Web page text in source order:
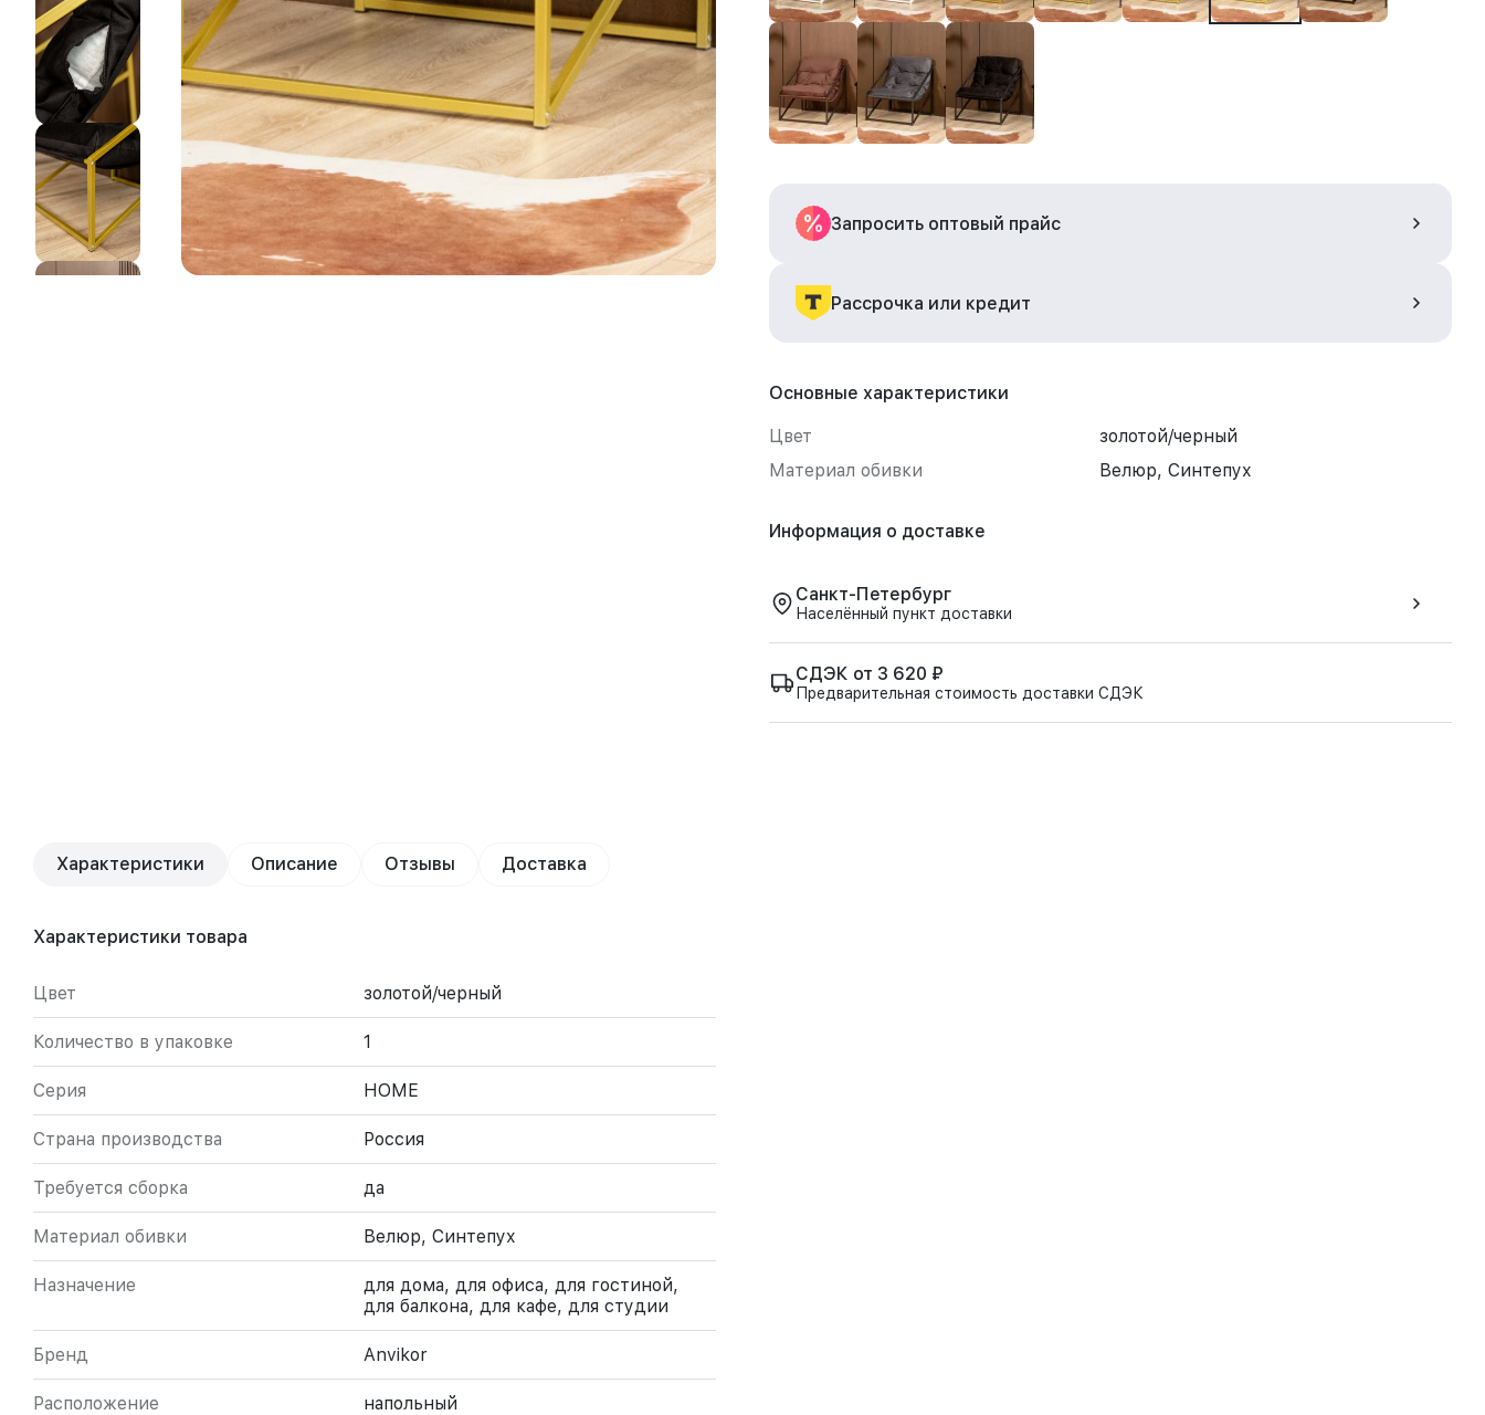
Запросить оптовый прайс
Рассрочка или кредит
Основные характеристики
Цвет
золотой/черный
Материал обивки
Велюр, Синтепух
Информация о доставке
Санкт-Петербург
Населённый пункт доставки
СДЭК от 3 620 ₽
Предварительная стоимость доставки СДЭК
Характеристики Описание Отзывы Доставка
Характеристики товара
Цвет золотой/черный
Количество в упаковке 1
Серия HOME
Страна производства Россия
Требуется сборка да
Материал обивки Велюр, Синтепух
Назначение
для дома, для офиса, для гостиной,
для балкона, для кафе, для студии
Бренд Anvikor
Расположение напольный